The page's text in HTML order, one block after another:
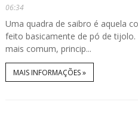
06:34
Uma quadra de saibro é aquela
feito basicamente de pó de
mais comum, princip...
MAIS INFORMAÇÕES »